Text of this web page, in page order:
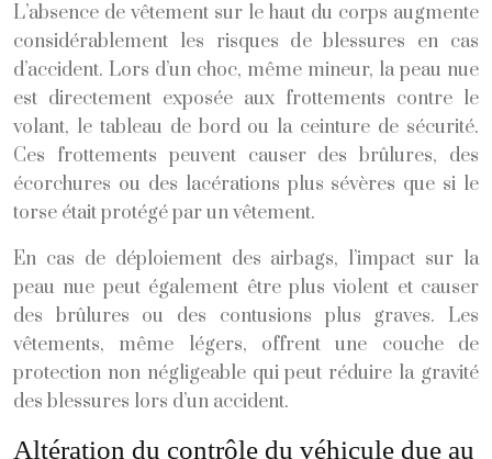
L’absence de vêtement sur le haut du corps augmente
considérablement les risques de blessures en cas
d’accident. Lors d’un choc, même mineur, la peau nue
est directement exposée aux frottements contre le
volant, le tableau de bord ou la ceinture de sécurité.
Ces frottements peuvent causer des brûlures, des
écorchures ou des lacérations plus sévères que si le
torse était protégé par un vêtement.
En cas de déploiement des airbags, l’impact sur la
peau nue peut également être plus violent et causer
des brûlures ou des contusions plus graves. Les
vêtements, même légers, offrent une couche de
protection non négligeable qui peut réduire la gravité
des blessures lors d’un accident.
Altération du contrôle du véhicule due au